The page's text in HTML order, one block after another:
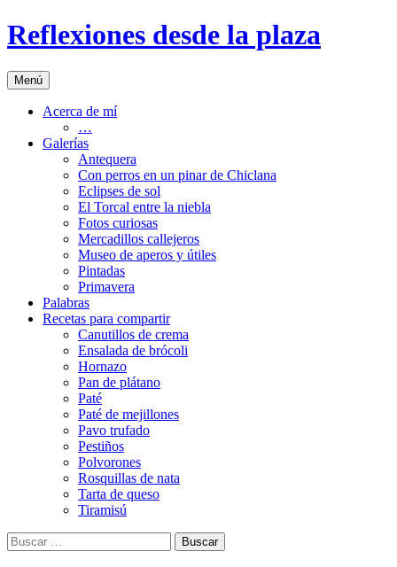
Saltar
al
Reflexiones desde la plaza
Menú
Acerca de mí
…
Galerías
Antequera
Con perros en un pinar de Chiclana
Eclipses de sol
El Torcal entre la niebla
Fotos curiosas
Mercadillos callejeros
Museo de aperos y útiles
Pintadas
Primavera
Palabras
Recetas para compartir
Canutillos de crema
Ensalada de brócoli
Hornazo
Pan de plátano
Paté
Paté de mejillones
Pavo trufado
Pestiños
Polvorones
Rosquillas de nata
Tarta de queso
Tiramisú
Buscar: